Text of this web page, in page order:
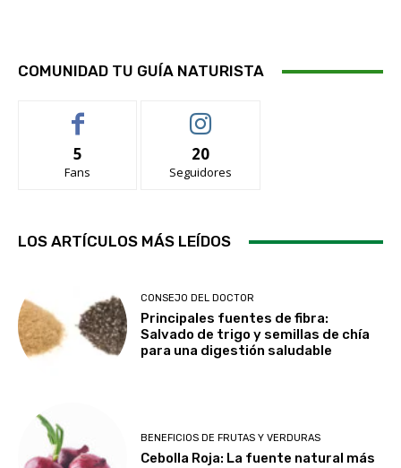
COMUNIDAD TU GUÍA NATURISTA
5
Fans
20
Seguidores
LOS ARTÍCULOS MÁS LEÍDOS
CONSEJO DEL DOCTOR
Principales fuentes de fibra:
Salvado de trigo y semillas de chía
para una digestión saludable
BENEFICIOS DE FRUTAS Y VERDURAS
Cebolla Roja: La fuente natural más